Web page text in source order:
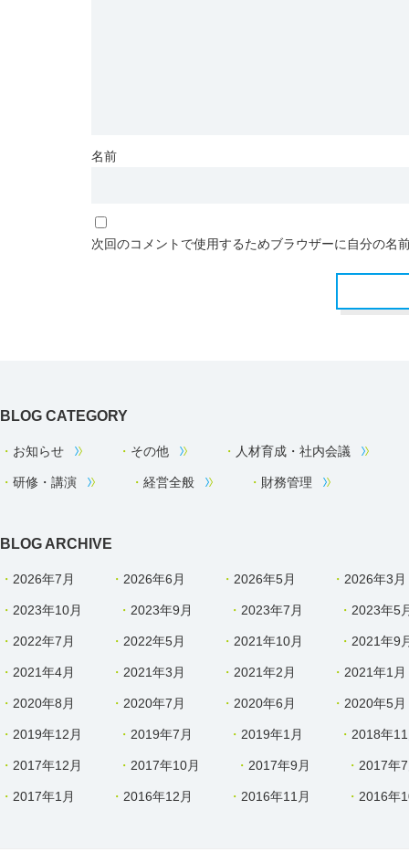
名前
次回のコメントで使用するためブラウザーに自分の名
BLOG CATEGORY
お知らせ その他 人材育成・社内会議
研修・講演 経営全般 財務管理
BLOG ARCHIVE
2026年7月 2026年6月 2026年5月 2026年3月
2023年10月 2023年9月 2023年7月 2023年5
2022年7月 2022年5月 2021年10月 2021年9
2021年4月 2021年3月 2021年2月 2021年1月
2020年8月 2020年7月 2020年6月 2020年5月
2019年12月 2019年7月 2019年1月 2018年
2017年12月 2017年10月 2017年9月 2017年
2017年1月 2016年12月 2016年11月 2016年